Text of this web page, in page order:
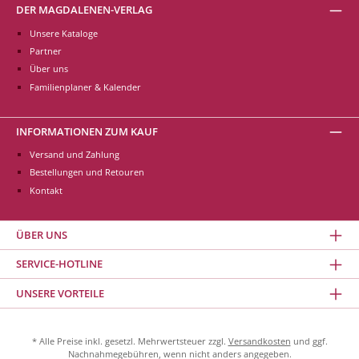
DER MAGDALENEN-VERLAG
Unsere Kataloge
Partner
Über uns
Familienplaner & Kalender
INFORMATIONEN ZUM KAUF
Versand und Zahlung
Bestellungen und Retouren
Kontakt
ÜBER UNS
SERVICE-HOTLINE
UNSERE VORTEILE
* Alle Preise inkl. gesetzl. Mehrwertsteuer zzgl. Versandkosten und ggf.
Nachnahmegebühren, wenn nicht anders angegeben.